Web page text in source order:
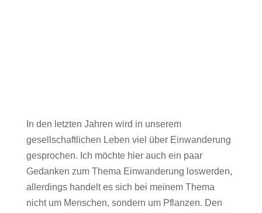
In den letzten Jahren wird in unserem
gesellschaftlichen Leben viel über Einwanderung
gesprochen. Ich möchte hier auch ein paar
Gedanken zum Thema Einwanderung loswerden,
allerdings handelt es sich bei meinem Thema
nicht um Menschen, sondern um Pflanzen. Den